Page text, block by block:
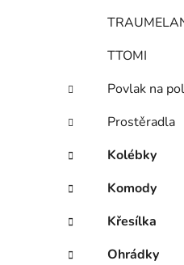
TTOMI
Povlak na
Prostěradla
Kolébky
Komody
Křesílka
Ohrádky